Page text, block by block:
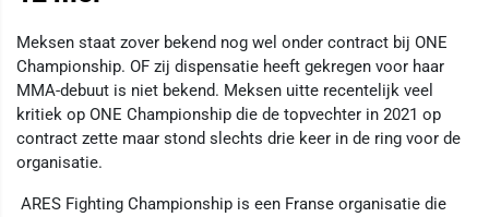
Meksen staat zover bekend nog wel onder contract bij ONE
Championship. OF zij dispensatie heeft gekregen voor haar
MMA-debuut is niet bekend. Meksen uitte recentelijk veel
kritiek op ONE Championship die de topvechter in 2021 op
contract zette maar stond slechts drie keer in de ring voor de
organisatie.
ARES Fighting Championship is een Franse organisatie die